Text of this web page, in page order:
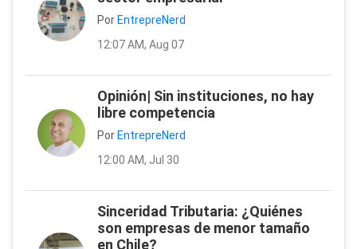
Por EntrepreNerd
12:07 AM, Aug 07
Opinión| Sin instituciones, no hay
libre competencia
Por EntrepreNerd
12:00 AM, Jul 30
Sinceridad Tributaria: ¿Quiénes
son empresas de menor tamaño
en Chile?